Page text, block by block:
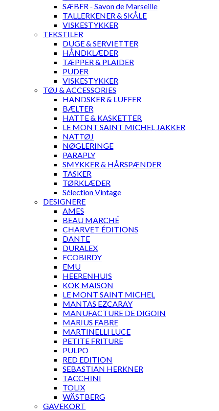
SÆBER - Savon de Marseille
TALLERKENER & SKÅLE
VISKESTYKKER
TEKSTILER
DUGE & SERVIETTER
HÅNDKLÆDER
TÆPPER & PLAIDER
PUDER
VISKESTYKKER
TØJ & ACCESSORIES
HANDSKER & LUFFER
BÆLTER
HATTE & KASKETTER
LE MONT SAINT MICHEL JAKKER
NATTØJ
NØGLERINGE
PARAPLY
SMYKKER & HÅRSPÆNDER
TASKER
TØRKLÆDER
Sélection Vintage
DESIGNERE
AMES
BEAU MARCHÉ
CHARVET ÉDITIONS
DANTE
DURALEX
ECOBIRDY
EMU
HEERENHUIS
KOK MAISON
LE MONT SAINT MICHEL
MANTAS EZCARAY
MANUFACTURE DE DIGOIN
MARIUS FABRE
MARTINELLI LUCE
PETITE FRITURE
PULPO
RED EDITION
SEBASTIAN HERKNER
TACCHINI
TOLIX
WÄSTBERG
GAVEKORT